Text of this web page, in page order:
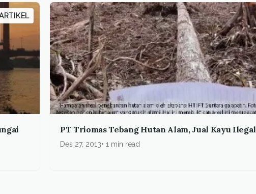
PT Triomas Tebang Hutan Alam, Jual Kayu Ilegal
Des 27, 2013 1 min read